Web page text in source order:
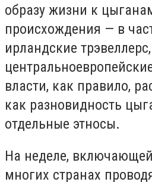
образу жизни к
происхождения — в
ирландские трэвеллерс,
власти, как правило,
как разновидность
отдельные этносы.
На неделе,
многих странах